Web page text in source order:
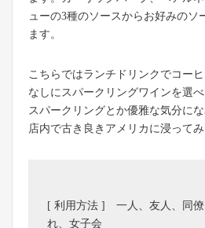
ューの3種のソースからお好みのソ
ます。
こちらではランチドリンクでコー
なしにスパークリングワインを選
スパークリングとか優雅な気分に
店内で古き良きアメリカに浸って
[ 利用方法 ] 一人、友人、同僚
れ、女子会